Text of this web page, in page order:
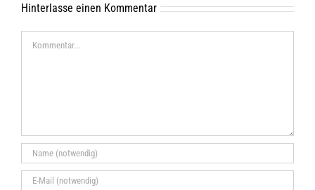
Hinterlasse einen Kommentar
Kommentar